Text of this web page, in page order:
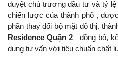
duyệt chủ trương đầu tư và tỷ
chiến lược của thành phố ,
phần thay đổi bộ mặt đô thị.
Residence Quận 2
đồng bộ,
dung tư vấn với tiêu chuẩn chất